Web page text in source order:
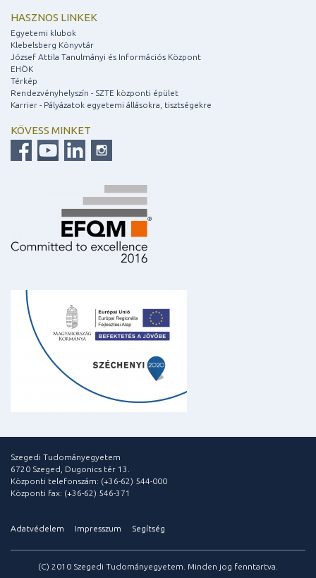
HASZNOS LINKEK
Egyetemi klubok
Klebelsberg Könyvtár
József Attila Tanulmányi és Információs Központ
EHÖK
Térkép
Rendezvényhelyszín - SZTE központi épület
Karrier - Pályázatok egyetemi állásokra, tisztségekre
KÖVESS MINKET
Szegedi Tudományegyetem
6720 Szeged, Dugonics tér 13.
Központi telefonszám: (+36-62) 544-000
Központi fax: (+36-62) 546-371
Adatvédelem Impresszum Segítség
(C) 2010 Szegedi Tudományegyetem. Minden jog fenntartva.